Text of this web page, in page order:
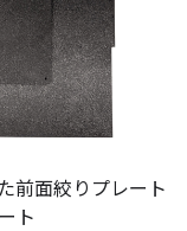
前面絞りプレート
ト